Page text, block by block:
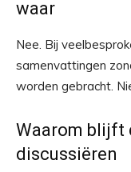
waar
Nee. Bij
samenvattingen
worden gebracht.
Waarom blijft
discussiëren